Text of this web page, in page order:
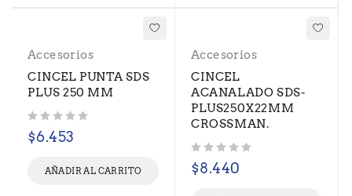
Accesorios
CINCEL PUNTA SDS
PLUS 250 MM
$6.453
AÑADIR AL CARRITO
Accesorios
CINCEL
ACANALADO SDS-
PLUS250X22MM
CROSSMAN.
$8.440